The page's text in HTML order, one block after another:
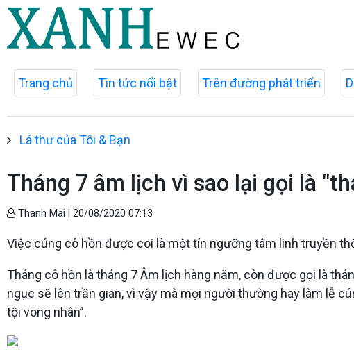
Trang chủ Tin tức nổi bật Trên đường phát triển
Lá thư của Tôi & Bạn
Tháng 7 âm lịch vì sao lại gọi là
Thanh Mai | 20/08/2020 07:13
Việc cúng cô hồn được coi là một tín ngưỡng tâm linh truyền
Tháng cô hồn là tháng 7 Âm lịch hàng năm, còn được gọi là
ngục sẽ lên trần gian, vì vậy mà mọi người thường hay làm lễ
tội vong nhân”.